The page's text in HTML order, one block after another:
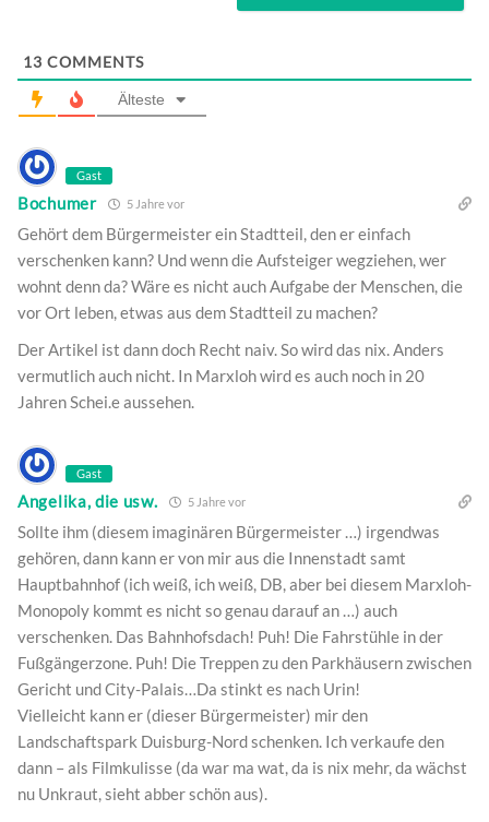
13 COMMENTS
Älteste
Gast
Bochumer 5 Jahre vor
Gehört dem Bürgermeister ein Stadtteil, den er einfach
verschenken kann? Und wenn die Aufsteiger wegziehen, wer
wohnt denn da? Wäre es nicht auch Aufgabe der Menschen, die
vor Ort leben, etwas aus dem Stadtteil zu machen?
Der Artikel ist dann doch Recht naiv. So wird das nix. Anders
vermutlich auch nicht. In Marxloh wird es auch noch in 20
Jahren Schei.e aussehen.
Gast
Angelika, die usw. 5 Jahre vor
Sollte ihm (diesem imaginären Bürgermeister …) irgendwas
gehören, dann kann er von mir aus die Innenstadt samt
Hauptbahnhof (ich weiß, ich weiß, DB, aber bei diesem Marxloh-
Monopoly kommt es nicht so genau darauf an …) auch
verschenken. Das Bahnhofsdach! Puh! Die Fahrstühle in der
Fußgängerzone. Puh! Die Treppen zu den Parkhäusern zwischen
Gericht und City-Palais…Da stinkt es nach Urin!
Vielleicht kann er (dieser Bürgermeister) mir den
Landschaftspark Duisburg-Nord schenken. Ich verkaufe den
dann – als Filmkulisse (da war ma wat, da is nix mehr, da wächst
nu Unkraut, sieht abber schön aus).